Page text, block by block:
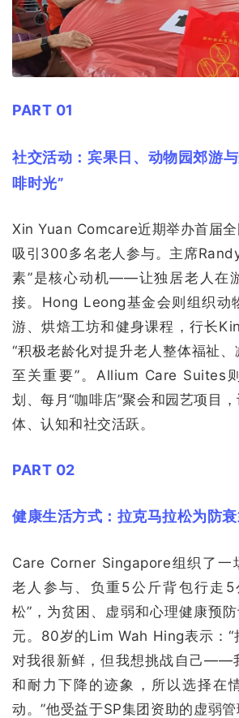
PART 01
社交活动：宾果日、动物园郊游
啡时光”
Xin Yuan Comcare近期举办首届全
吸引300多名老人参与。主席
素”是核心动机——让独居老人在
接。Hong Leong基金会则组织动
游、烘焙工坊和健身课程，行长
“积极老龄化对提升老人整体福祉
至关重要”。Allium Care Suites
划、每月“咖啡店”聚会和园艺项目
体、认知和社交活跃。
PART 02
健康生活方式：拉克马拉松为防
Care Corner Singapore组织了一
老人参与、负重5公斤背包行走5
松”，为贫困、虚弱和心理健康预
元。80岁的Lim Wah Hing表示：“
对我很新鲜，但我想挑战自己——
和耐力下降的迹象，所以选择在
动。”他受益于SP集团资助的虚弱